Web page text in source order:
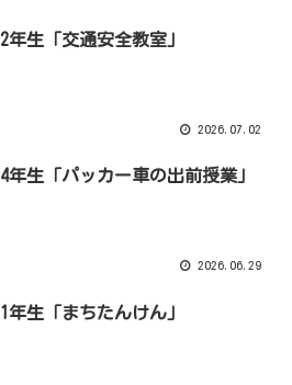
2年生「交通安全教室」
2026.07.02
4年生「パッカー車の出前授業」
2026.06.29
1年生「まちたんけん」